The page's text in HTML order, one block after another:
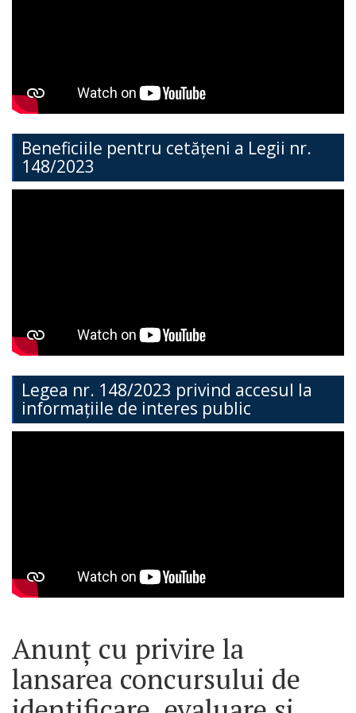
Cimișlia
Direcția
Economie,
Dezvoltare
Teritorială
Secția
Serviciul
Arhitectură,
și
Cadastru
Beneficiile pentru cetățeni a Legii nr.
148/2023
Legea nr. 148/2023 privind accesul la
informațiile de interes public
Anunț cu privire la
lansarea concursului de